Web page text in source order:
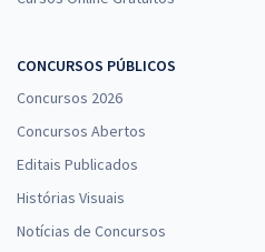
CONCURSOS PÚBLICOS
Concursos 2026
Concursos Abertos
Editais Publicados
Histórias Visuais
Notícias de Concursos